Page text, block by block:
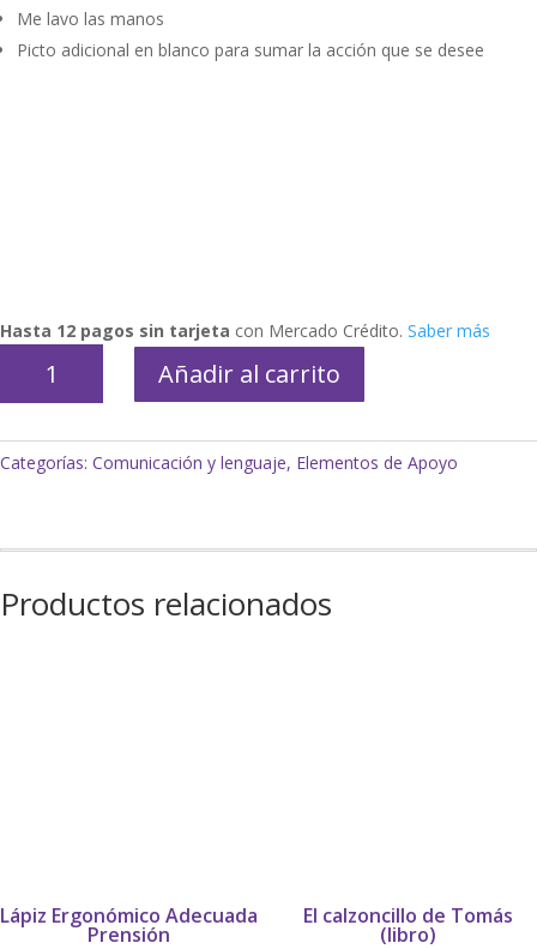
Me lavo las manos
Picto adicional en blanco para sumar la acción que se desee
Hasta 12 pagos sin tarjeta con Mercado Crédito. Saber más
(pictos
x
Añadir al carrito
Categorías: Comunicación y lenguaje, Elementos de Apoyo
Productos relacionados
Lápiz Ergonómico Adecuada
Prensión
El calzoncillo de Tomás
(libro)